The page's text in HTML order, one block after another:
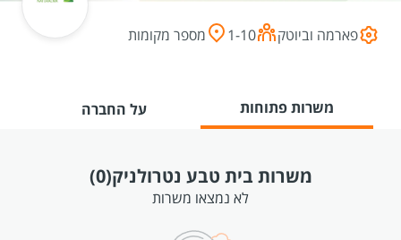
פארמה וביוטק 1-10 מספר מקומות
משרות פתוחות על החברה
משרות בית טבע נטרולניק(0)
לא נמצאו משרות